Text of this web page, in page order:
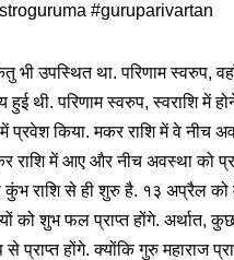
#guruparivartan
भी उपस्थित था. परिणाम स्वरुप,
थी. परिणाम स्वरुप, स्वराशि में
किया. मकर राशि में वे नीच
राशि में आए और नीच अवस्था को
राशि से ही शुरु है. १३ अप्रैल को वे
को शुभ फल प्राप्त होंगे. अर्थात,
प्राप्त होंगे. क्योंकि गुरु महाराज